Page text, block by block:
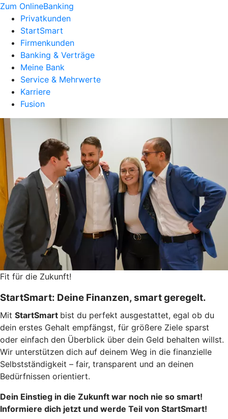
Zum OnlineBanking
Privatkunden
StartSmart
Firmenkunden
Banking & Verträge
Meine Bank
Service & Mehrwerte
Karriere
Fusion
Fit für die Zukunft!
StartSmart: Deine Finanzen, smart geregelt.
Mit StartSmart bist du perfekt ausgestattet, egal ob du
dein erstes Gehalt empfängst, für größere Ziele sparst
oder einfach den Überblick über dein Geld behalten willst.
Wir unterstützen dich auf deinem Weg in die finanzielle
Selbstständigkeit – fair, transparent und an deinen
Bedürfnissen orientiert.
Dein Einstieg in die Zukunft war noch nie so smart!
Informiere dich jetzt und werde Teil von StartSmart!